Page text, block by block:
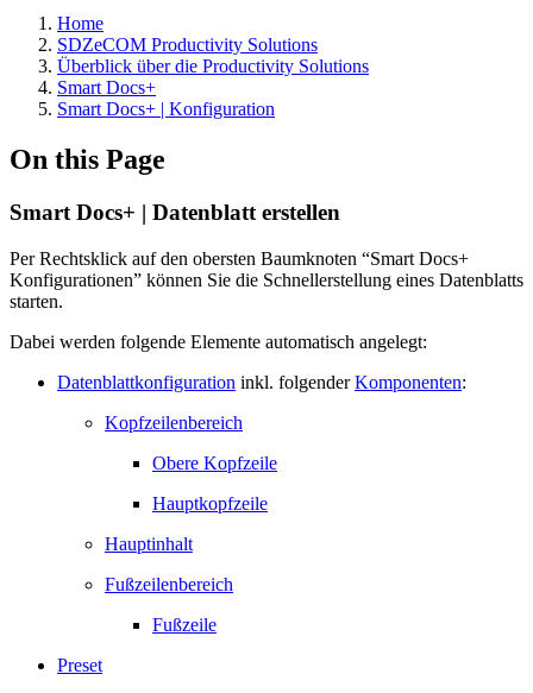
Home
SDZeCOM Productivity Solutions
Überblick über die Productivity Solutions
Smart Docs+
Smart Docs+ | Konfiguration
On this Page
Smart Docs+ | Datenblatt erstellen
Per Rechtsklick auf den obersten Baumknoten “Smart Docs+
Konfigurationen” können Sie die Schnellerstellung eines Datenblatts
starten.
Dabei werden folgende Elemente automatisch angelegt:
Datenblattkonfiguration inkl. folgenderKomponenten:
Kopfzeilenbereich
Obere Kopfzeile
Hauptkopfzeile
Hauptinhalt
Fußzeilenbereich
Fußzeile
Preset